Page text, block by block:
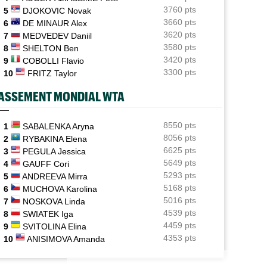
OPEN
en qualifs
JEUNES
ATP / WTA
Tous les programmes et les résultats de ce jeudi 6 août
2026
06/08
INTERVIEW
Luca Van Assche : "Je peux être performant tout au
long de l’année"
INTERVIEW
Quentin Halys : "Je n’ai pas eu de coup de téléphone de
sponsors"
06/08
WTA - Toronto
Aryna Sabalenka propose... des conférences de presse
façon F1
5
DJOKOVIC Novak
3760 pts
6
DE MINAUR Alex
3660 pts
7
MEDVEDEV Daniil
3620 pts
8
SHELTON Ben
3580 pts
9
COBOLLI Flavio
3420 pts
10
FRITZ Taylor 3300 pts
MONDIAL WTA
1 SABALENKA Aryna
8550 pts
2
RYBAKINA Elena
8056 pts
3
PEGULA Jessica
6625 pts
4
GAUFF Cori
5649 pts
5
ANDREEVA Mirra
5293 pts
6
MUCHOVA Karolina
5168 pts
7
NOSKOVA Linda
5016 pts
8
SWIATEK Iga
4539 pts
9
SVITOLINA Elina
4459 pts
10
ANISIMOVA Amanda 4353 pts